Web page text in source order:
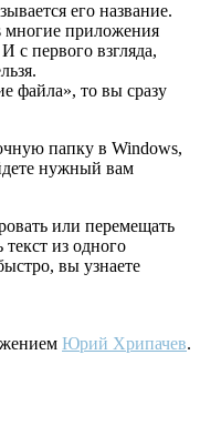
его название.
многие приложения
с первого взгляда,
файла», то вы сразу
папку в Windows,
нужный вам
или перемещать
из одного
вы узнаете
Юрий Хрипачев.